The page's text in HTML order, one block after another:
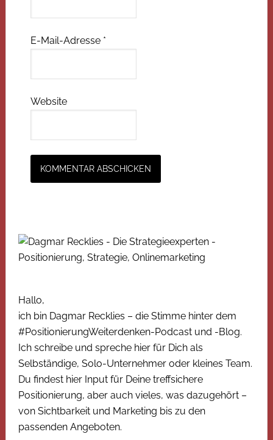
E-Mail-Adresse *
Website
Hallo,
ich bin Dagmar Recklies – die Stimme hinter dem
#PositionierungWeiterdenken-Podcast und -Blog.
Ich schreibe und spreche hier für Dich als
Selbständige, Solo-Unternehmer oder kleines Team.
Du findest hier Input für Deine treffsichere
Positionierung, aber auch vieles, was dazugehört –
von Sichtbarkeit und Marketing bis zu den
passenden Angeboten.